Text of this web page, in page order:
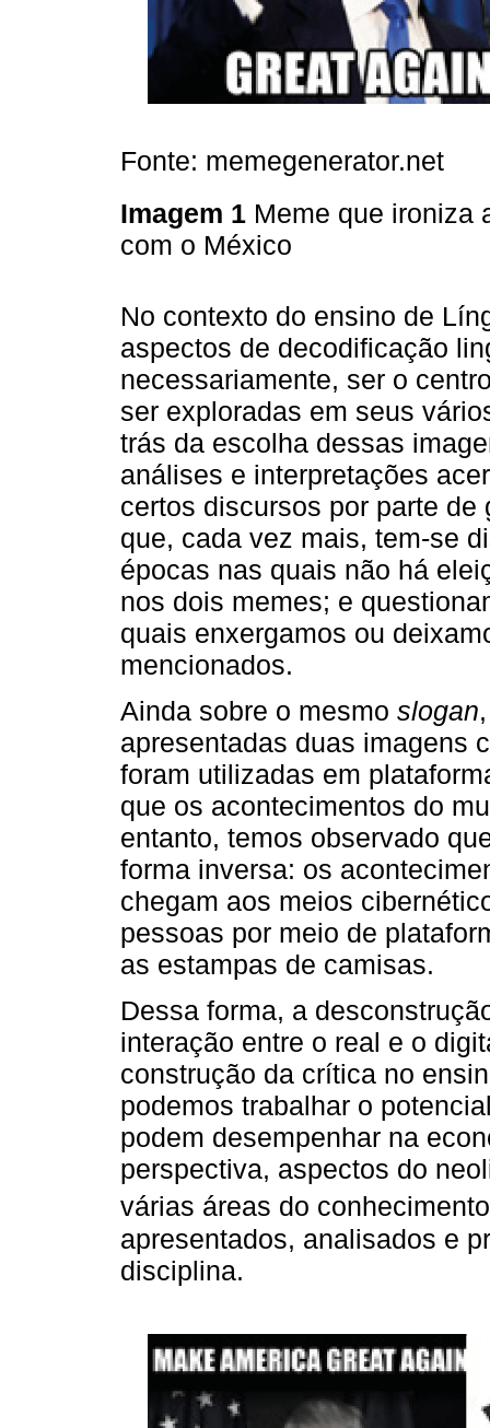
Fonte: memegenerator.net
Imagem 1 Meme que ironiza
com o México
No contexto do ensino de
aspectos de decodificação
necessariamente, ser o
ser exploradas em seus
trás da escolha dessas
análises e interpretações
certos discursos por parte
que, cada vez mais, tem-se
épocas nas quais não há
nos dois memes; e
quais enxergamos ou
mencionados.
Ainda sobre o mesmo slogan
apresentadas duas imagens
foram utilizadas em
que os acontecimentos do
entanto, temos observado
forma inversa: os
chegam aos meios
pessoas por meio de
as estampas de camisas.
Dessa forma, a
interação entre o real e o
construção da crítica no
podemos trabalhar o
podem desempenhar na
perspectiva, aspectos do
várias áreas do
apresentados, analisados e
disciplina.